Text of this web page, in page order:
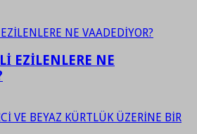
EZİLENLERE NE